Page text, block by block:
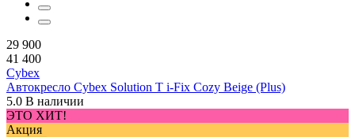
29 900
41 400
Cybex
Автокресло Cybex Solution T i-Fix Cozy Beige (Plus)
5.0 В наличии
ЭТО ХИТ!
Акция